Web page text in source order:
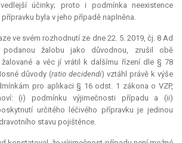
účinky; proto i podmínka neexistence
byla v jeho případě naplněna.
ve svém rozhodnutí ze dne 22. 5. 2019, čj. 8 Ad
podanou žalobu jako důvodnou, zrušil obě
a věc jí vrátil k dalšímu řízení dle § 78
důvody (ratio decidendi) vztáhl právě k výše
pro aplikaci § 16 odst. 1 zákona o VZP,
(i) podmínku výjimečnosti případu a (ii)
určitého léčivého přípravku je jedinou
stavu pojištěnce.